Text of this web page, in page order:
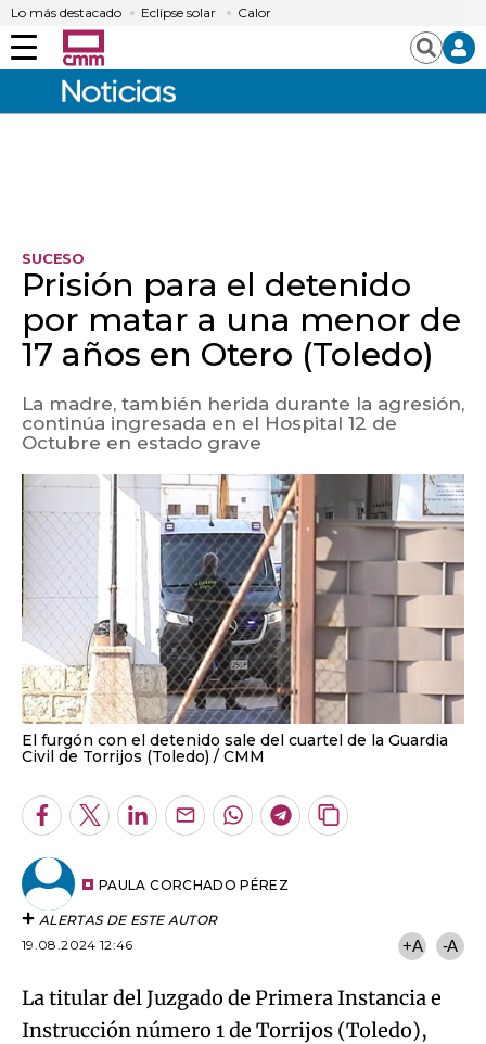
Lo más destacado Eclipse solar Calor
Menú Buscar
SUCESO
Prisión para el detenido
por matar a una menor de
17 años en Otero (Toledo)
La madre, también herida durante la agresión,
continúa ingresada en el Hospital 12 de
Octubre en estado grave
El furgón con el detenido sale del cuartel de la Guardia
Civil de Torrijos (Toledo)
CMM
Facebook
TwitterLinkedInEnviarWhatsapp
Telegram
Copiar
PAULA CORCHADO PÉREZ
ALERTAS DE ESTE AUTOR
19.08.2024 12:46
+A -A
La titular del Juzgado de Primera Instancia e
Instrucción número 1 de Torrijos (Toledo),